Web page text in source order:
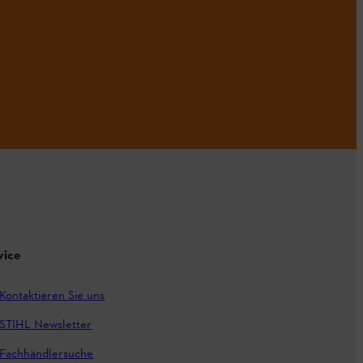
Kontaktieren Sie uns
STIHL Newsletter
Fachhändlersuche